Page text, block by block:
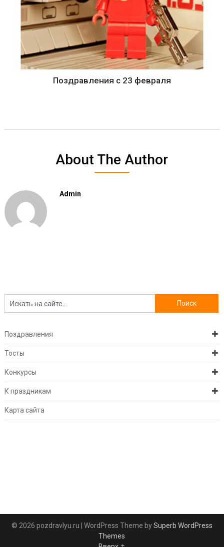
Поздравления с 23 февраля
About The Author
Admin
Поздравления
Тосты
Конкурсы
К праздникам
Карта сайта
© 2026 pozdravlyu.ru | WordPress Theme bySuperb WordPress
Themes